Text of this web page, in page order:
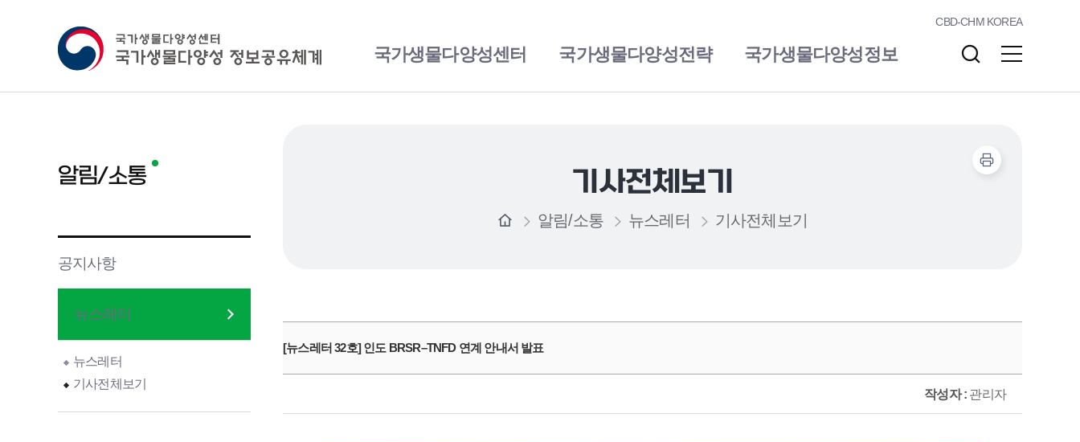
CBD-CHM KOREA
국가생물다양성센터 국가생물다양성전략 국가생물다양성정보
알림/소통
공지사항
뉴스레터
뉴스레터
기사전체보기
기사전체보기
알림/소통 뉴스레터 기사전체보기
[뉴스레터 32호] 인도 BRSR–TNFD 연계 안내서 발표
작성자 : 관리자